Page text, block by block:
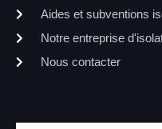
Aides et subventions
Notre entreprise
Nous contacter